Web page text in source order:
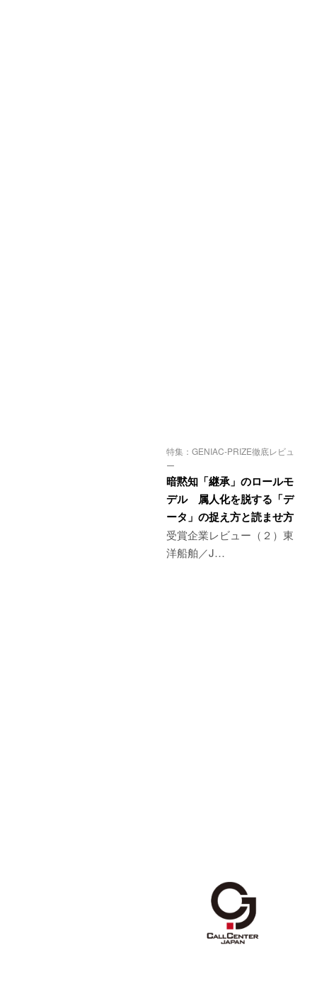
特集：GENIAC-PRIZE徹底レビュ
ー
暗黙知「継承」のロールモ
デル 属人化を脱する「デ
ータ」の捉え方と読ませ方
受賞企業レビュー（２）東
洋船舶／J…